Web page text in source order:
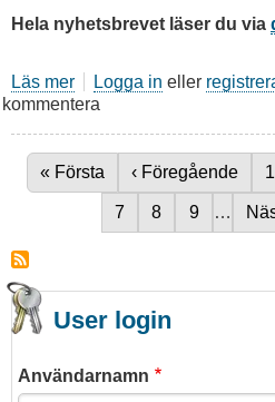
Hela nyhetsbrevet läser du via
Läs mer om
Nyhetsbrev
september
2020
Logga in eller
kommentera
Paginering
Första sidan
« Första Föregående sida
‹ Föregående 1
Sida
7 Sida
8 Sida
9 …
User login
Användarnamn